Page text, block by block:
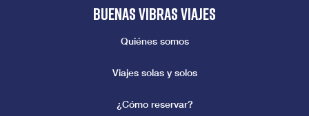
Buenas vibras viajes
Quiénes somos
Viajes solas y solos
¿Cómo reservar?